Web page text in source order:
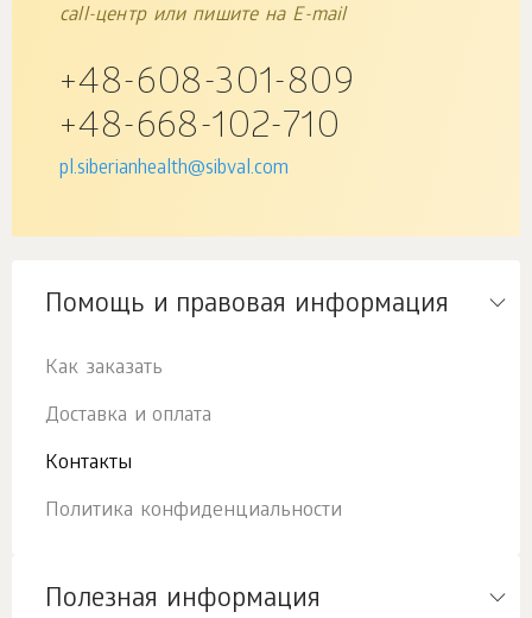
call-центр или пишите на E-mail
+48-608-301-809
+48-668-102-710
pl.siberianhealth@sibval.com
Помощь и правовая информация
Как заказать
Доставка и оплата
Контакты
Политика конфиденциальности
Полезная информация